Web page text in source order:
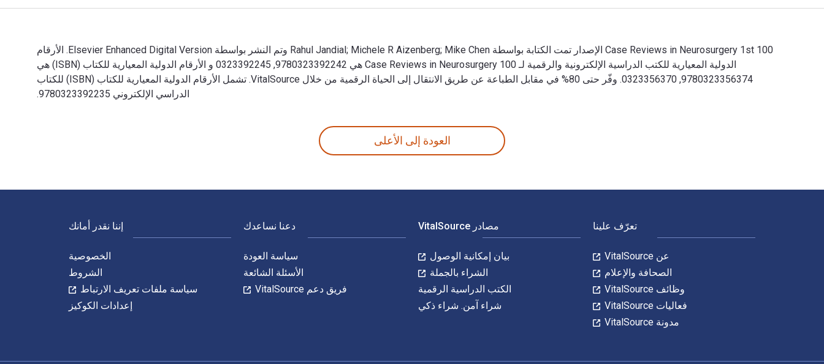
100 Case Reviews in Neurosurgery 1st الإصدار تمت الكتابة بواسطة Rahul Jandial; Michele R Aizenberg; Mike Chen وتم النشر بواسطة Elsevier Enhanced Digital Version. الأرقام
الدولية المعيارية للكتب الدراسية الإلكترونية والرقمية لـ 100 Case Reviews in Neurosurgery هي 9780323392242, 0323392245 و الأرقام الدولية المعيارية للكتاب (ISBN) هي
9780323356374, 0323356370. وفّر حتى 80% في مقابل الطباعة عن طريق الانتقال إلى الحياة الرقمية من خلال VitalSource. تشمل الأرقام الدولية المعيارية للكتاب (ISBN) للكتاب
الدراسي الإلكتروني 9780323392235.
العودة إلى الأعلى
تعرّف علينا
عن VitalSource
الصحافة والإعلام
وظائف VitalSource
فعاليات VitalSource
مدونة VitalSource
مصادر VitalSource
بيان إمكانية الوصول
الشراء بالجملة
الكتب الدراسية الرقمية
شراء آمن. شراء ذكي
دعنا نساعدك
سياسة العودة
الأسئلة الشائعة
فريق دعم VitalSource
إننا نقدر أمانك
الخصوصية
الشروط
سياسة ملفات تعريف الارتباط
إعدادات الكوكيز